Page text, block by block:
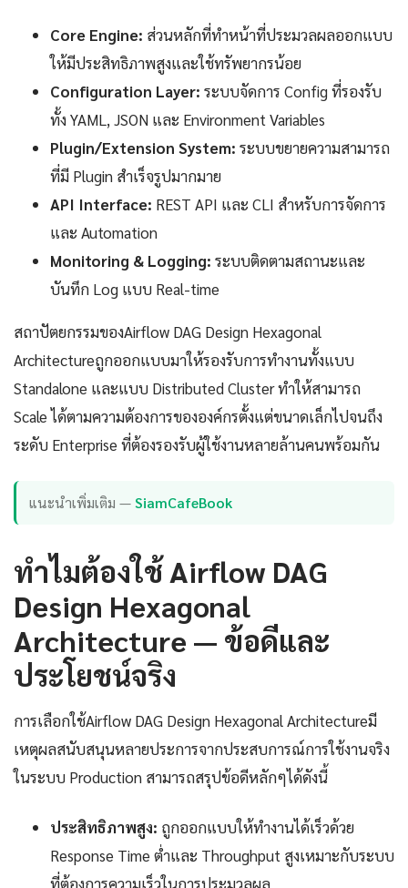
Core Engine: ส่วนหลักที่ทำหน้าที่ประมวลผลออกแบบ
ให้มีประสิทธิภาพสูงและใช้ทรัพยากรน้อย
Configuration Layer: ระบบจัดการ Config ที่รองรับ
ทั้ง YAML, JSON และ Environment Variables
Plugin/Extension System: ระบบขยายความสามารถ
ที่มี Plugin สำเร็จรูปมากมาย
API Interface: REST API และ CLI สำหรับการจัดการ
และ Automation
Monitoring & Logging: ระบบติดตามสถานะและ
บันทึก Log แบบ Real-time
สถาปัตยกรรมของAirflow DAG Design Hexagonal
Architectureถูกออกแบบมาให้รองรับการทำงานทั้งแบบ
Standalone และแบบ Distributed Cluster ทำให้สามารถ
Scale ได้ตามความต้องการขององค์กรตั้งแต่ขนาดเล็กไปจนถึง
ระดับ Enterprise ที่ต้องรองรับผู้ใช้งานหลายล้านคนพร้อมกัน
แนะนำเพิ่มเติม —SiamCafeBook
ทำไมต้องใช้ Airflow DAG
Design Hexagonal
Architecture — ข้อดีและ
ประโยชน์จริง
การเลือกใช้Airflow DAG Design Hexagonal Architectureมี
เหตุผลสนับสนุนหลายประการจากประสบการณ์การใช้งานจริง
ในระบบ Production สามารถสรุปข้อดีหลักๆได้ดังนี้
ประสิทธิภาพสูง: ถูกออกแบบให้ทำงานได้เร็วด้วย
Response Time ต่ำและ Throughput สูงเหมาะกับระบบ
ที่ต้องการความเร็วในการประมวลผล